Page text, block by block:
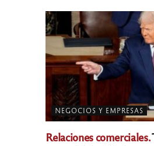
NEGOCIOS Y EMPRESAS
Relaciones comerciales.